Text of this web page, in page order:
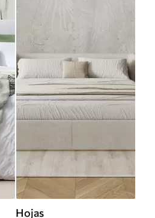
Hojas